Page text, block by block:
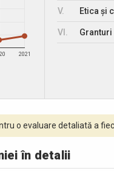
2021
V. Etica și
VI.
o evaluare detaliată a
în detalii